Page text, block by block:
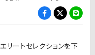
エリートセレクションを下